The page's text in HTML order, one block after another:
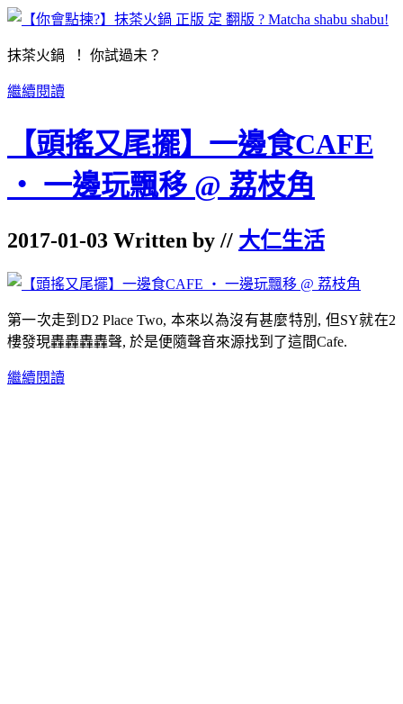
抹茶火鍋 ！ 你試過未？
繼續閱讀
【頭搖又尾擺】一邊食CAFE
‧ 一邊玩飄移 @ 荔枝角
2017-01-03 Written by // 大仁生活
第一次走到 D2 Place Two, 本來以為沒有甚麼特別 , 但SY就在2
樓發現轟轟轟轟聲, 於是便隨聲音來源找到了這間Cafe.
繼續閱讀